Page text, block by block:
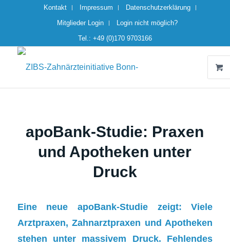
Kontakt Impressum
Datenschutzerklärung
Mitglieder Login
Login nicht möglich?
Tel.: +49 (0)170 9703166
apoBank-Studie: Praxen
und Apotheken unter
Druck
Eine neue apoBank-Studie zeigt: Viele
Arztpraxen, Zahnarztpraxen und Apotheken
stehen unter massivem Druck. Fehlendes